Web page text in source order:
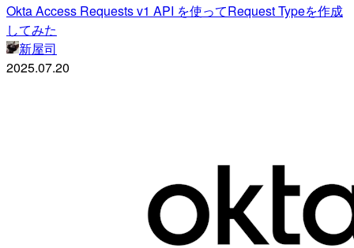
Okta Access Requests v1 API を使ってRequest Typeを作成
してみた
新屋司
2025.07.20